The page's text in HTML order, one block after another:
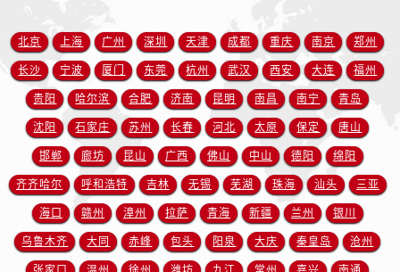
安徽省池州市贵池区长江路欧米茄售后服务中心（需提前预约）
安徽省滁州市琅琊区南谯北路欧米茄售后服务中心（需提前预约）
安徽省阜阳市颍州区颍州北路欧米茄售后服务中心（需提前预约）
安徽省淮北市相山区淮海路欧米茄售后服务中心（需提前预约）
安徽省淮南市田家庵区国庆中路欧米茄售后服务中心（需提前预约）
安徽省黄山市屯溪区黄山西路欧米茄售后服务中心（需提前预约）
安徽省六安市金安区解放中路欧米茄售后服务中心（需提前预约）
安徽省马鞍山市雨山区湖南西路欧米茄售后服务中心（需提前预约）
安徽省宿州市埇桥区人民中路欧米茄售后服务中心（需提前预约）
北京 上海 广州 深圳 天津 成都 重庆 南京 郑州
长沙 宁波 厦门 东莞 杭州 武汉 西安 大连 福州
贵阳 哈尔滨 合肥 济南 昆明 南昌 南宁 青岛
沈阳 石家庄 苏州 长春 河北 太原 保定 唐山
邯郸 廊坊 昆山 广西 佛山 中山 德阳 绵阳
齐齐哈尔 呼和浩特 吉林 无锡 芜湖 珠海 汕头 三亚
海口 赣州 漳州 拉萨 青海 新疆 兰州 银川
乌鲁木齐 大同 赤峰 包头 阳泉 大庆 秦皇岛 沧州